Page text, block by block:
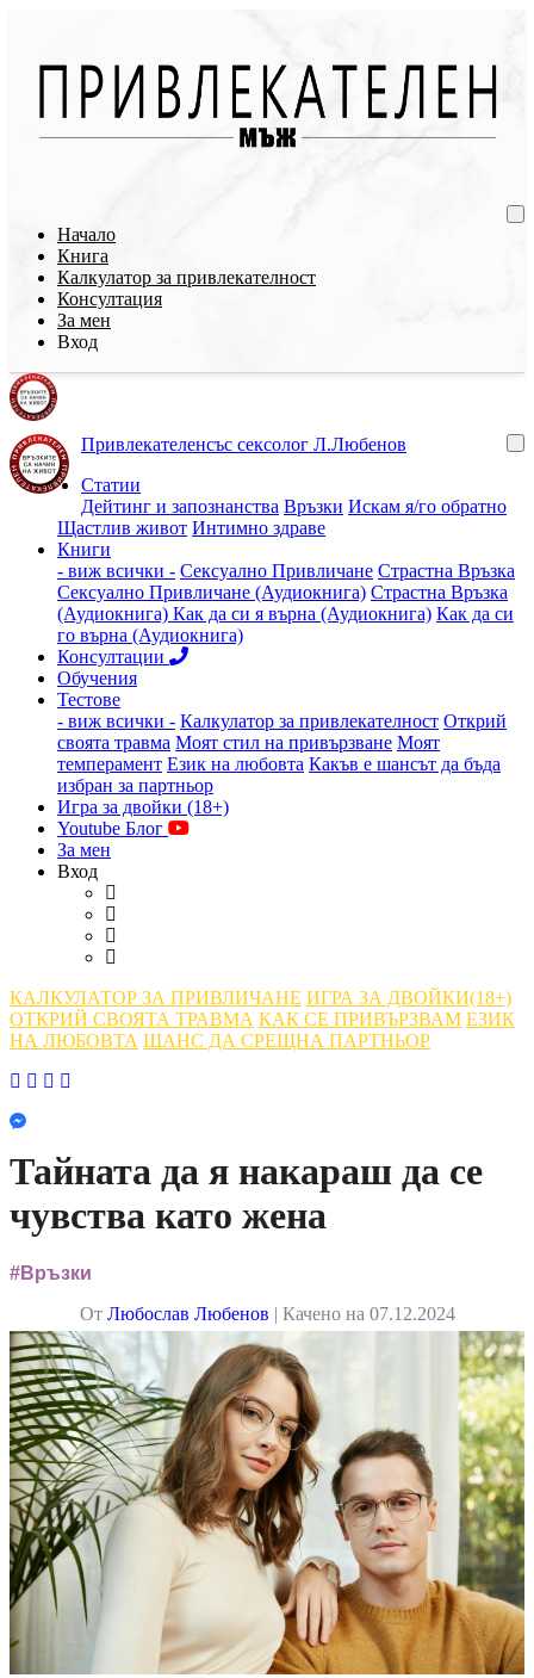
Начало
Книга
Калкулатор за привлекателност
Консултация
За мен
Вход
Привлекателенсъс сексолог Л.Любенов
Статии
Дейтинг и запознанства Връзки Искам я/го обратно
Щастлив живот Интимно здраве
Книги
- виж всички - Сексуално Привличане Страстна Връзка
Сексуално Привличане (Аудиокнига) Страстна Връзка
(Аудиокнига) Как да си я върна (Аудиокнига) Как да си
го върна (Аудиокнига)
Консултации
Обучения
Тестове
- виж всички - Калкулатор за привлекателност Открий
своята травма Моят стил на привързване Моят
темперамент Език на любовта Какъв е шансът да бъда
избран за партньор
Игра за двойки (18+)
Youtube Блог
За мен
Вход
КАЛКУЛАТОР ЗА ПРИВЛИЧАНЕ ИГРА ЗА ДВОЙКИ(18+)
ОТКРИЙ СВОЯТА ТРАВМА КАК СЕ ПРИВЪРЗВАМ ЕЗИК
НА ЛЮБОВТА ШАНС ДА СРЕЩНА ПАРТНЬОР
Facebook
Instagram
YouTube
Тайната да я накараш да се
чувства като жена
#Връзки
Oт Любослав Любенов | Качено на 07.12.2024